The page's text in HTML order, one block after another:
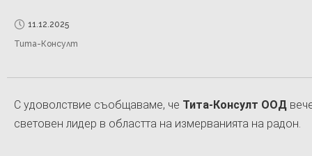
11.12.2025
Тита-Консулт
С удоволствие съобщаваме, че Тита-Консулт ООД
световен лидер в областта на измерванията на радон.